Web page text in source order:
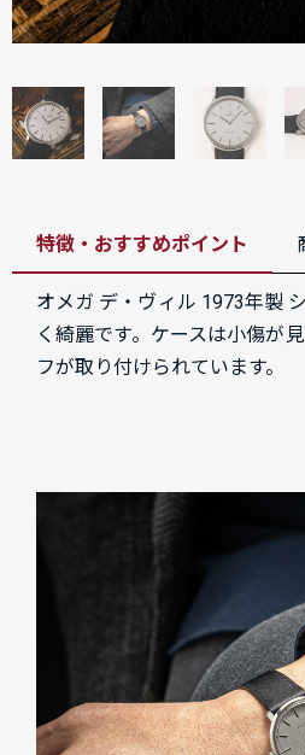
特徴・おすすめポイント
オメガ デ・ヴィル 1973年製
く綺麗です。ケースは小傷が
フが取り付けられています。